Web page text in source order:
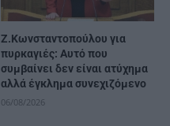
Ζ.Κωνσταντοπούλου για
πυρκαγιές: Αυτό που
συμβαίνει δεν είναι ατύχημα
αλλά έγκλημα συνεχιζόμενο
06/08/2026